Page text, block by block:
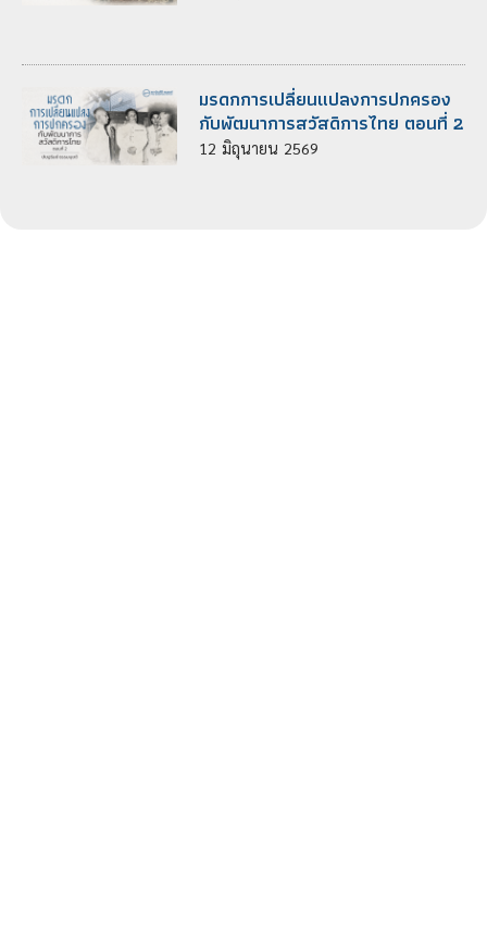
มรดกการเปลี่ยนแปลงการปกครอง
กับพัฒนาการสวัสดิการไทย ตอนที่ 2
12 มิถุนายน 2569